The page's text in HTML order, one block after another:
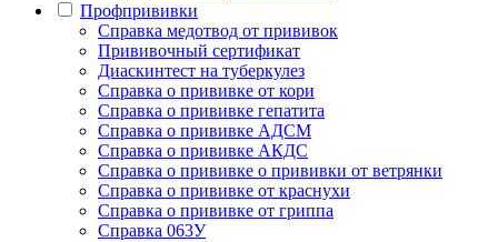
Профпрививки
Справка медотвод от прививок
Прививочный сертификат
Диаскинтест на туберкулез
Cправка о прививке от кори
Cправка о прививке гепатита
Справка о прививке АДСМ
Справка о прививке АКДС
Справка о прививке о прививки от ветрянки
Справка о прививке от краснухи
Справка о прививке от гриппа
Справка 063У